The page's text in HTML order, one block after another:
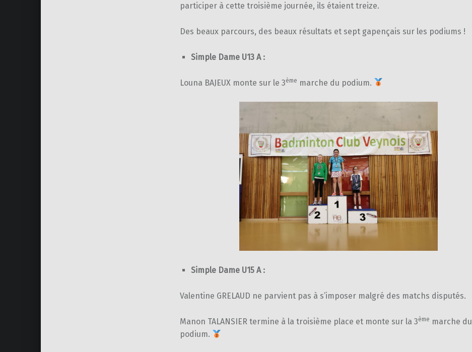
participer à cette troisième journée, ils étaient treize.
Des beaux parcours, des beaux résultats et sept gapençais sur les podiums !
Simple Dame U13 A :
Louna BAJEUX monte sur le 3ème marche du podium.
Simple Dame U15 A :
Valentine GRELAUD ne parvient pas à s’imposer malgré des matchs disputés.
Manon TALANSIER termine à la troisième place et monte sur la 3ème marche du
podium.